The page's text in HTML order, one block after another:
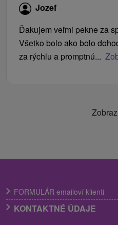
Jozef
Ďakujem veľmi pekne za
Všetko bolo ako bolo
za rýchlu a promptnú...
FORMULÁR emailoví klienti
KONTAKTNÉ ÚDAJE